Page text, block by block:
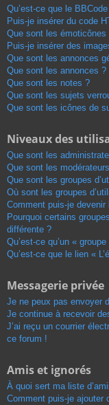
Qu’est-ce que le
Puis-je insérer du code
Que sont les émoticônes
Puis-je insérer des
Que sont les annonces
Que sont les annonces ?
Que sont les notes ?
Que sont les sujets
Que sont les icônes de
Niveaux des
Que sont les
Que sont les
Que sont les groupes
Où sont les groupes
Comment puis-je devenir
Pourquoi certains
différente ?
Qu’est-ce qu’un «
Qu’est-ce que le lien «
Messagerie privée
Je ne peux pas envoyer
Je continue à recevoir
J’ai reçu un courrier
ce forum !
Amis et ignorés
À quoi sert ma liste
Comment puis-je ajouter